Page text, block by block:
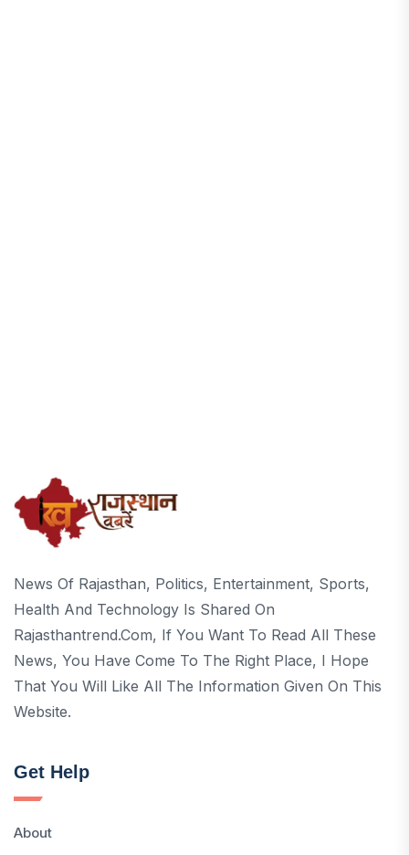
News Of Rajasthan, Politics, Entertainment, Sports,
Health And Technology Is Shared On
Rajasthantrend.com, If You Want To Read All These
News, You Have Come To The Right Place, I Hope
That You Will Like All The Information Given On This
Website.
Get Help
About